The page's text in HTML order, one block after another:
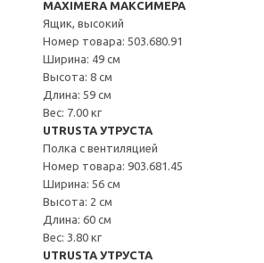
MAXIMERA МАКСИМЕРА
Ящик, высокий
Номер товара: 503.680.91
Ширина: 49 см
Высота: 8 см
Длина: 59 см
Вес: 7.00 кг
UTRUSTA УТРУСТА
Полка с вентиляцией
Номер товара: 903.681.45
Ширина: 56 см
Высота: 2 см
Длина: 60 см
Вес: 3.80 кг
UTRUSTA УТРУСТА